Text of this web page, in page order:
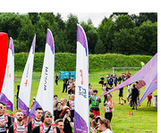
на выборах 2028 года
19:20Число ломбардов
максимум
19:15
Жуковский и
Геленджика